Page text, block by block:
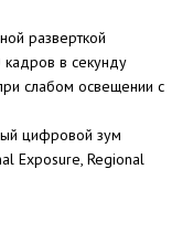
разверткой
в секунду
слабом освещении с
цифровой зум
Exposure, Regional